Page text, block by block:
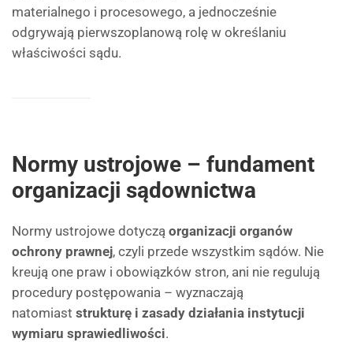
materialnego i procesowego, a jednocześnie
odgrywają pierwszoplanową rolę w określaniu
właściwości sądu.
Normy ustrojowe – fundament
organizacji sądownictwa
Normy ustrojowe dotyczą organizacji organów
ochrony prawnej, czyli przede wszystkim sądów. Nie
kreują one praw i obowiązków stron, ani nie regulują
procedury postępowania – wyznaczają
natomiast strukturę i zasady działania instytucji
wymiaru sprawiedliwości.